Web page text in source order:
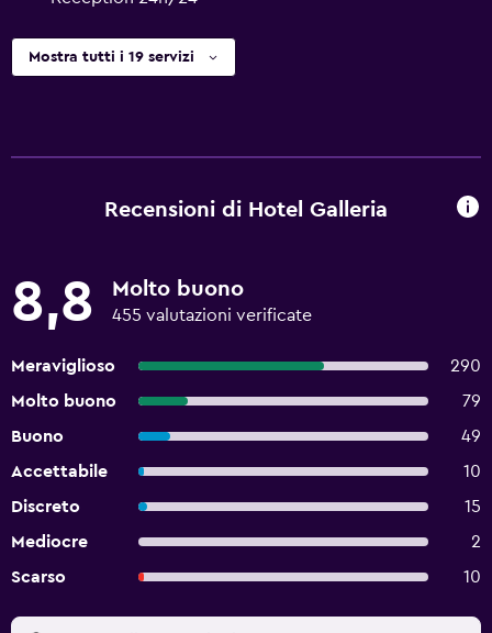
Mostra tutti i 19 servizi
Recensioni di Hotel Galleria
8,8 Molto buono
455 valutazioni verificate
Meraviglioso
290
Molto buono
79
Buono
49
Accettabile
10
Discreto
15
Mediocre
2
Scarso
10